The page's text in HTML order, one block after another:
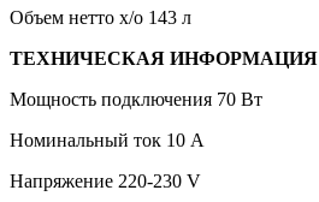
Объем нетто х/о 143 л
ТЕХНИЧЕСКАЯ ИНФОРМАЦИЯ
Мощность подключения 70 Вт
Номинальный ток 10 А
Напряжение 220-230 V